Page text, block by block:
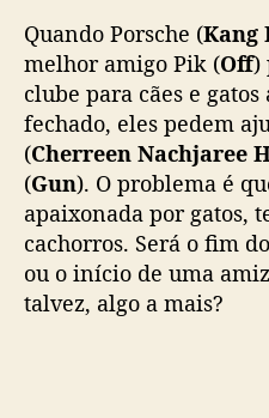
Quando Porsche (Kang
melhor amigo Pik (Off)
clube para cães e
fechado, eles pedem
(Cherreen Nachjaree
(Gun). O problema é
apaixonada por gatos,
cachorros. Será o fim
ou o início de uma
talvez, algo a mais?